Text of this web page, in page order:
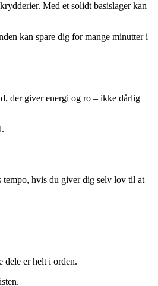
Med et solidt basislager kan
kan spare dig for mange minutter i
der giver energi og ro – ikke dårlig
tempo, hvis du giver dig selv lov til at
dele er helt i orden.